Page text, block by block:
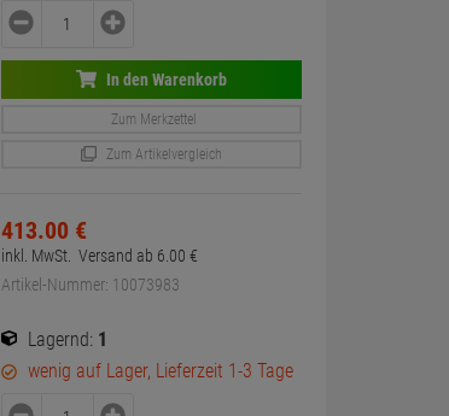
In den Warenkorb
Zum Merkzettel
Zum Artikelvergleich
413.00 €
inkl. MwSt. Versand ab 6. 00 €
Artikel-Nummer: 10073983
Lagernd: 1
wenig auf Lager, Lieferzeit 1-3 Tage